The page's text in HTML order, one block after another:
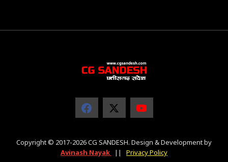
Copyright © 2017-2026 CG SANDESH. Design & Development by
Avinash Nayak
|| Privacy Policy